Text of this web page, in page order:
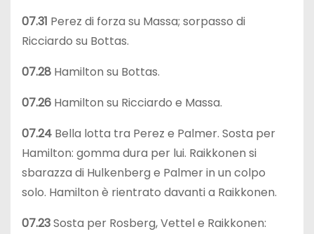
07.31 Perez di forza su Massa; sorpasso di
Ricciardo su Bottas.
07.28 Hamilton su Bottas.
07.26 Hamilton su Ricciardo e Massa.
07.24 Bella lotta tra Perez e Palmer. Sosta per
Hamilton: gomma dura per lui. Raikkonen si
sbarazza di Hulkenberg e Palmer in un colpo
solo. Hamilton è rientrato davanti a Raikkonen.
07.23Sosta per Rosberg, Vettel e Raikkonen: